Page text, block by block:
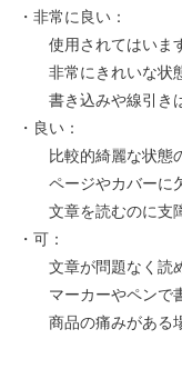
・非常に良い：
使用されてはいます
非常にきれいな状態
書き込みや線引きは
・良い：
比較的綺麗な状態の
ページやカバーに欠
文章を読むのに支障
・可：
文章が問題なく読め
マーカーやペンで書
商品の痛みがある場